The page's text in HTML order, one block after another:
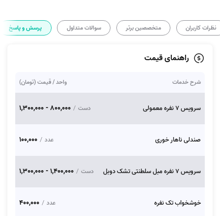
نظرات کاربران متخصصین برتر سوالات متداول پرسش و پاسخ
راهنمای قیمت
شرح خدمات واحد / قیمت (تومان)
سرویس 7 نفره معمولی دست /
800,000 - 1,300,000
صندلی ناهار خوری عدد /
100,000
سرویس 7 نفره مبل سلطنتی تشک دوبل دست /
1,400,000 - 1,300,000
خوشخواب تک نفره عدد /
400,000